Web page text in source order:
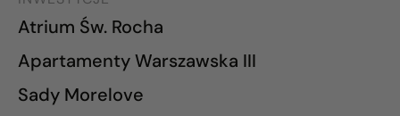
Atrium Św. Rocha
Apartamenty Warszawska III
Sady Morelove